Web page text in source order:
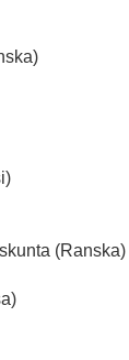
(Ranska)